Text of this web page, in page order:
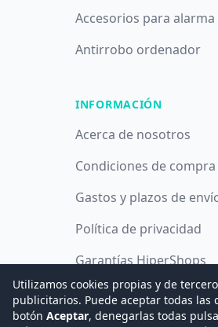
Accesorios para alarma
Antirrobo ordenador
INFORMACIÓN
Acerca de nosotros
Condiciones de compra
Gastos y plazos de
Política de privacidad
Garantías HiperShops
Política de cookies
Utilizamos cookies propias y de
publicitarios. Puede aceptar todas las
botón Aceptar, denegarlas todas